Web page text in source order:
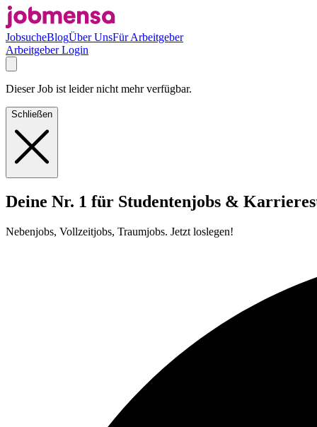
JobsucheBlogÜber UnsFür Arbeitgeber
Arbeitgeber Login
Dieser Job ist leider nicht mehr verfügbar.
Schließen
Deine Nr. 1 für Studentenjobs &
Nebenjobs, Vollzeitjobs, Traumjobs. Jetzt loslegen!